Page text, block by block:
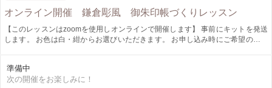
オンライン開催 鎌倉彫風 御朱印帳づくりレッスン
【このレッスンはzoomを使用しオンラインで開催します】 事前にキットを発送
します。 お色は白・紺からお選びいただきます。 お申し込み時にご希望のお色
では、表紙には鎌倉彫風デザインのものを使用します。 奉書48P蛇腹製本した本
格的な御朱印帳です。 水引で作った梅結びがワンポイントのゴムバンドをお付
準備中
次の開催をお楽しみに！